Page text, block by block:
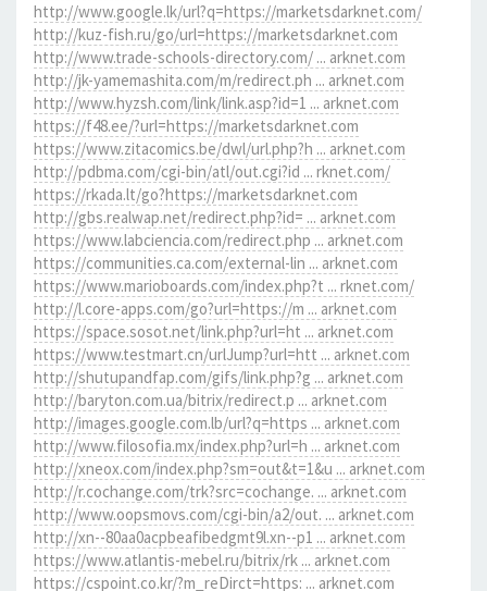
http://www.google.lk/url?q=https://marketsdarknet.com/
http://kuz-fish.ru/go/url=https://marketsdarknet.com
http://www.trade-schools-directory.com/ ... arknet.com
http://jk-yamemashita.com/m/redirect.ph ... arknet.com
http://www.hyzsh.com/link/link.asp?id=1 ... arknet.com
https://f48.ee/?url=https://marketsdarknet.com
https://www.zitacomics.be/dwl/url.php?h ... arknet.com
http://pdbma.com/cgi-bin/atl/out.cgi?id ... rknet.com/
https://rkada.lt/go?https://marketsdarknet.com
http://gbs.realwap.net/redirect.php?id= ... arknet.com
https://www.labciencia.com/redirect.php ... arknet.com
https://communities.ca.com/external-lin ... arknet.com
https://www.marioboards.com/index.php?t ... rknet.com/
http://l.core-apps.com/go?url=https://m ... arknet.com
https://space.sosot.net/link.php?url=ht ... arknet.com
https://www.testmart.cn/urlJump?url=htt ... arknet.com
http://shutupandfap.com/gifs/link.php?g ... arknet.com
http://baryton.com.ua/bitrix/redirect.p ... arknet.com
http://images.google.com.lb/url?q=https ... arknet.com
http://www.filosofia.mx/index.php?url=h ... arknet.com
http://xneox.com/index.php?sm=out&t=1&u ... arknet.com
http://r.cochange.com/trk?src=cochange. ... arknet.com
http://www.oopsmovs.com/cgi-bin/a2/out. ... arknet.com
http://xn--80aa0acpbeafibedgmt9l.xn--p1 ... arknet.com
https://www.atlantis-mebel.ru/bitrix/rk ... arknet.com
https://cspoint.co.kr/?m_reDirct=https: ... arknet.com